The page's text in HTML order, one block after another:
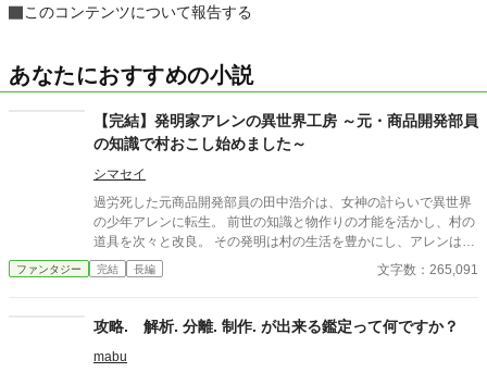
このコンテンツについて報告する
あなたにおすすめの小説
【完結】発明家アレンの異世界工房 ～元・商品開発部員
の知識で村おこし始めました～
シマセイ
過労死した元商品開発部員の田中浩介は、女神の計らいで異世界
の少年アレンに転生。 前世の知識と物作りの才能を活かし、村の
道具を次々と改良。 その発明は村の生活を豊かにし、アレンは周
囲の信頼と期待を集め始める。
ファンタジー 完結 長編 文字数：265,091
攻略. 解析. 分離. 制作. が出来る鑑定って何ですか？
mabu